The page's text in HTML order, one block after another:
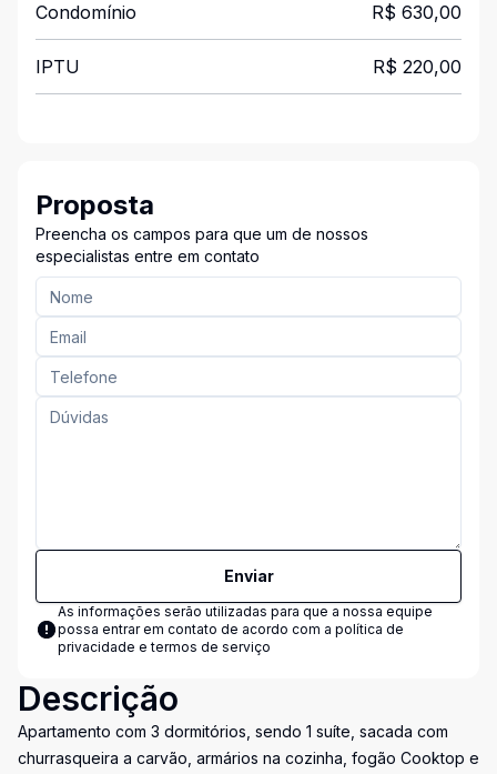
Condomínio R$ 630,00
IPTU R$ 220,00
Proposta
Preencha os campos para que um de nossos
especialistas entre em contato
Enviar
As informações serão utilizadas para que a nossa equipe
possa entrar em contato de acordo com a política de
privacidade e termos de serviço
Descrição
Apartamento com 3 dormitórios, sendo 1 suíte, sacada com
churrasqueira a carvão, armários na cozinha, fogão Cooktop e